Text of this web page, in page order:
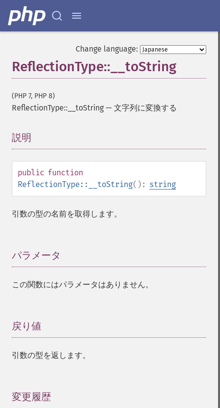
Change language:
ReflectionType::__toString
(PHP 7, PHP 8)
ReflectionType::__toString — 文字列に変換する
説明
public function
ReflectionType::__toString(): string
引数の型の名前を取得します。
パラメータ
この関数にはパラメータはありません。
戻り値
引数の型を返します。
変更履歴